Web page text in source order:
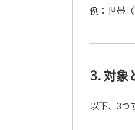
例：世帯
3. 対象
以下、3つ